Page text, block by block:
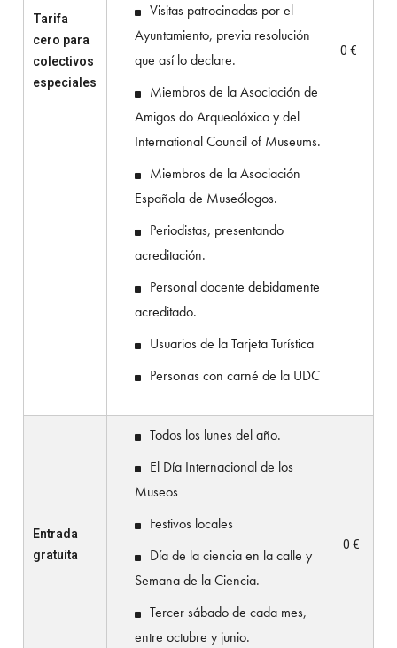
Tarifa
cero para
colectivos
especiales
Visitas patrocinadas por el
Ayuntamiento, previa resolución
que así lo declare.
Miembros de la Asociación de
Amigos do Arqueolóxico y del
International Council of Museums.
Miembros de la Asociación
Española de Museólogos.
Periodistas, presentando
acreditación.
Personal docente debidamente
acreditado.
Usuarios de la Tarjeta Turística
Personas con carné de la UDC
0 €
Entrada
gratuita
Todos los lunes del año.
El Día Internacional de los
Museos
Festivos locales
Día de la ciencia en la calle y
Semana de la Ciencia.
Tercer sábado de cada mes,
entre octubre y junio.
0 €